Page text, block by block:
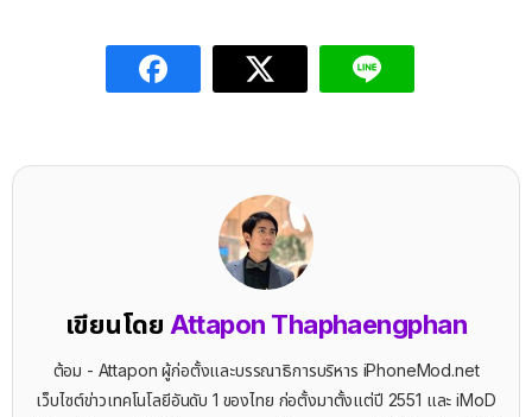
เขียนโดย Attapon Thaphaengphan
ต้อม - Attapon ผู้ก่อตั้งและบรรณาธิการบริหาร iPhoneMod.net
เว็บไซต์ข่าวเทคโนโลยีอันดับ 1 ของไทย ก่อตั้งมาตั้งแต่ปี 2551 และ iMoD